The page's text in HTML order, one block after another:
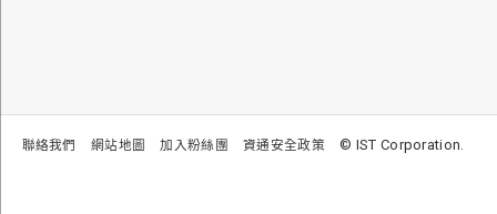
聯絡我們 網站地圖 加入粉絲團 資通安全政策 © IST Corporation.